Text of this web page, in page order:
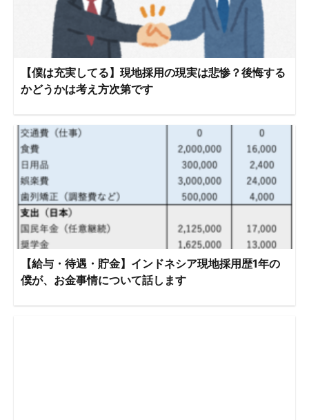
【僕は充実してる】現地採用の現実は悲惨？後悔する
かどうかは考え方次第です
【給与・待遇・貯金】インドネシア現地採用歴1年の
僕が、お金事情について話します